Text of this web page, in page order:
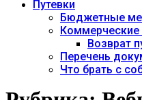
Путевки
Бюджетные
Коммерческие
Возврат
Перечень
Что брать с